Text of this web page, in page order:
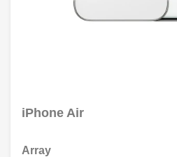
iPhone Air
Array